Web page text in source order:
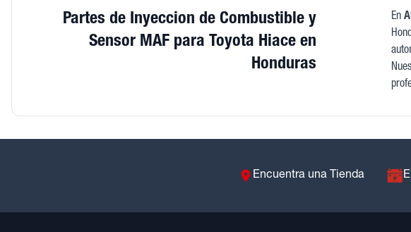
Partes de Inyeccion de Combustible y
Sensor MAF para Toyota Hiace en
Honduras
En
Encuentra una Tienda